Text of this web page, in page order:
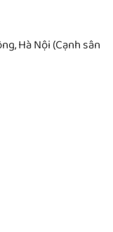
Hà Nội (Cạnh sân